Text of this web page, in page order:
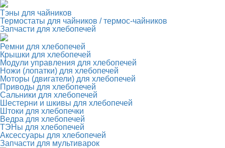
Тэны для чайников
Термостаты для чайников / термос-чайников
Запчасти для хлебопечей
Ремни для хлебопечей
Крышки для хлебопечей
Модули управления для хлебопечей
Ножи (лопатки) для хлебопечей
Моторы (двигатели) для хлебопечей
Приводы для хлебопечей
Сальники для хлебопечей
Шестерни и шкивы для хлебопечей
Штоки для хлебопечки
Ведра для хлебопечей
ТЭНы для хлебопечей
Аксессуары для хлебопечей
Запчасти для мультиварок